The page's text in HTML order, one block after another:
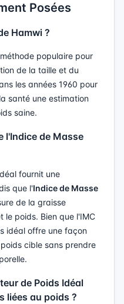
Posées
Hamwi ?
populaire pour
de la taille et du
les années 1960 pour
santé une estimation
saine.
l'Indice de Masse
fournit une
que l'Indice de Masse
de la graisse
le poids. Bien que l'IMC
idéal offre une façon
cible sans prendre
de Poids Idéal
liées au poids ?